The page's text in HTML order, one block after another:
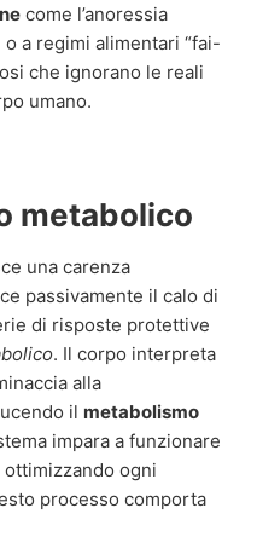
come l’anoressia
a regimi alimentari “fai-
che ignorano le reali
umano.
metabolico
una carenza
passivamente il calo di
di risposte protettive
. Il corpo interpreta
alla
il metabolismo
impara a funzionare
ogni
processo comporta